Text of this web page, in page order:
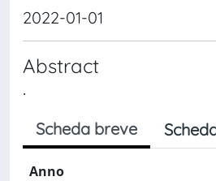
2022-01-01
Abstract
.
Scheda breve
Anno